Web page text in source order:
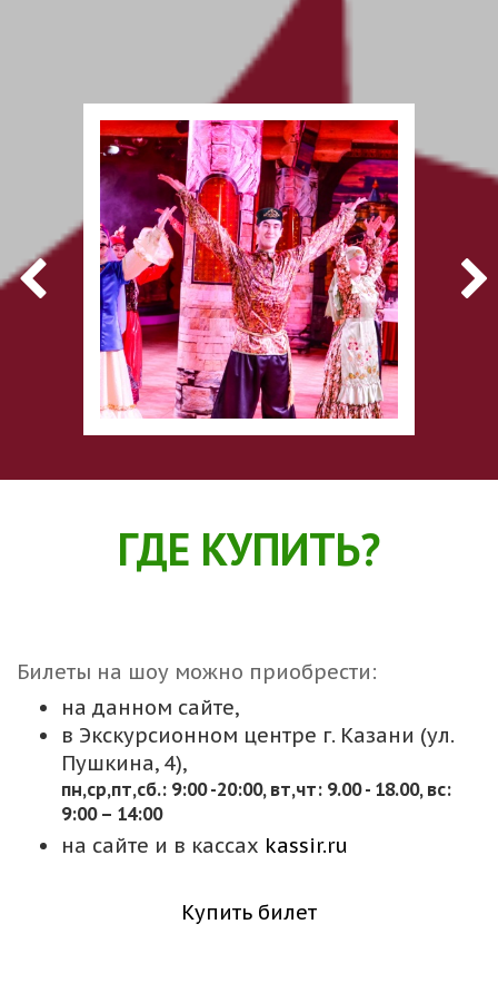
ГДЕ КУПИТЬ?
Билеты на шоу можно приобрести:
на данном сайте,
в Экскурсионном центре г. Казани (ул.
Пушкина, 4),
пн,cр,пт,сб.: 9:00 -20:00, вт,чт: 9.00 - 18.00, вс:
9:00 – 14:00
на сайте и в кассах kassir.ru
Купить билет